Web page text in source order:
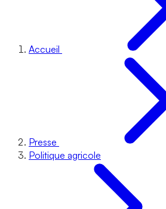
Accueil
Presse
Politique agricole